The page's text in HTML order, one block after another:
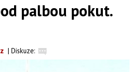
palbou pokut.
| Diskuze: